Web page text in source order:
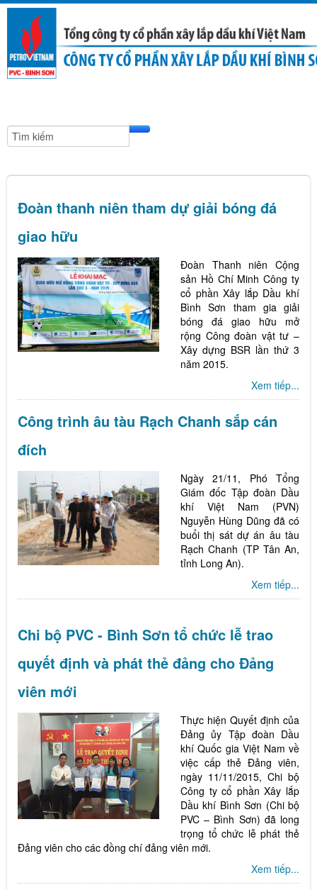
Đoàn thanh niên tham dự giải bóng đá
giao hữu
Đoàn Thanh niên Cộng
sản Hồ Chí Minh Công ty
cổ phần Xây lắp Dầu khí
Bình Sơn tham gia giải
bóng đá giao hữu mở
rộng Công đoàn vật tư –
Xây dựng BSR lần thứ 3
năm 2015.
Xem tiếp...
Công trình âu tàu Rạch Chanh sắp cán
đích
Ngày 21/11, Phó Tổng
Giám đốc Tập đoàn Dầu
khí Việt Nam (PVN)
Nguyễn Hùng Dũng đã có
buổi thị sát dự án âu tàu
Rạch Chanh (TP Tân An,
tỉnh Long An).
Xem tiếp...
Chi bộ PVC - Bình Sơn tổ chức lễ trao
quyết định và phát thẻ đảng cho Đảng
viên mới
Thực hiện Quyết định của
Đảng ủy Tập đoàn Dầu
khí Quốc gia Việt Nam về
việc cấp thẻ Đảng viên,
ngày 11/11/2015, Chi bộ
Công ty cổ phần Xây lắp
Dầu khí Bình Sơn (Chi bộ
PVC – Bình Sơn) đã long
trọng tổ chức lễ phát thẻ
Đảng viên cho các đồng chí đảng viên mới.
Xem tiếp...